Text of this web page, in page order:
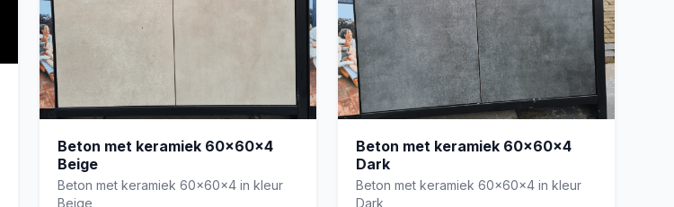
Beton met keramiek 60x60x4
Beige
Beton met keramiek 60x60x4 in kleur
Beige
Beton met keramiek 60x60x4
Dark
Beton met keramiek 60x60x4 in kleur
Dark